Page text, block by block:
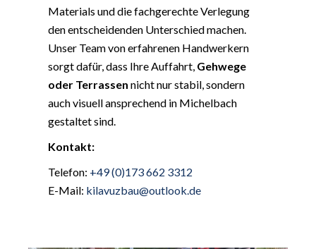
Materials und die fachgerechte Verlegung
den entscheidenden Unterschied machen.
Unser Team von erfahrenen Handwerkern
sorgt dafür, dass Ihre Auffahrt, Gehwege
oder Terrassen nicht nur stabil, sondern
auch visuell ansprechend in Michelbach
gestaltet sind.
Kontakt:
Telefon: +49 (0)173 662 3312
E-Mail: kilavuzbau@outlook.de